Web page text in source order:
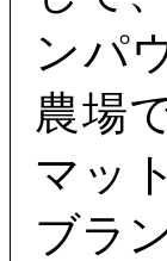
ンパ
農場
マッ
ブラ